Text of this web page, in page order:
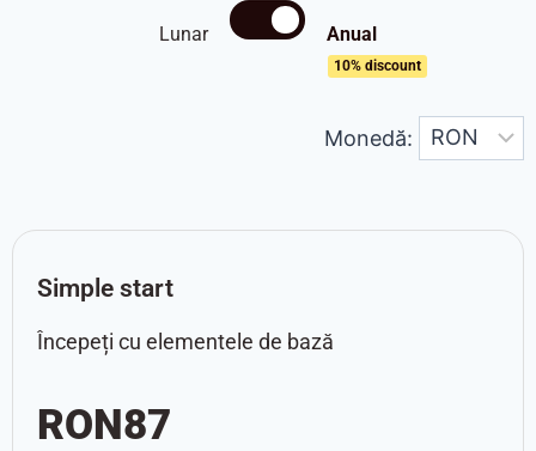
Lunar Anual
10% discount
Monedă:
Simple start
Începeți cu elementele de bază
RON87